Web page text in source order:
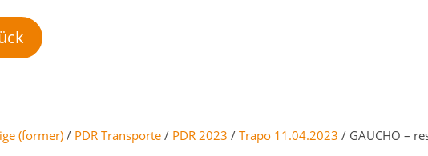
(former) / PDR Transporte / PDR 2023 / Trapo 11.04.2023 / GAUCHO –